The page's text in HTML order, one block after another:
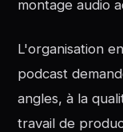
montage audio
L'organisation
podcast
angles, à la
travail de